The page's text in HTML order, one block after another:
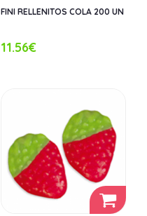
FINI RELLENITOS COLA 200 UN
11.56€